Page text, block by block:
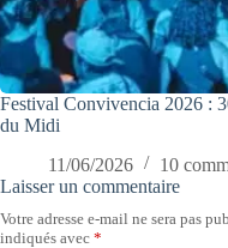
Festival Convivencia 2026 :
du Midi
11/06/2026
10
Laisser un commentaire
Votre adresse e-mail ne sera pas
indiqués avec *